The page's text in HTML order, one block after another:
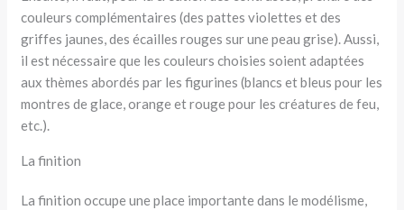
couleurs complémentaires (des pattes violettes et des
griffes jaunes, des écailles rouges sur une peau grise). Aussi,
il est nécessaire que les couleurs choisies soient adaptées
aux thèmes abordés par les figurines (blancs et bleus pour les
montres de glace, orange et rouge pour les créatures de feu,
etc.).
La finition
La finition occupe une place importante dans le modélisme,